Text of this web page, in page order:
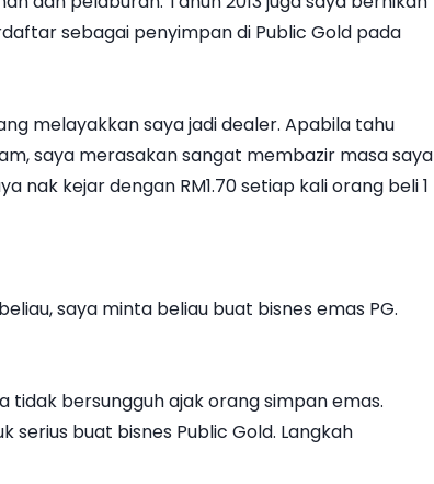
sebagai penyimpan di Public Gold pada
melayakkan saya jadi dealer. Apabila tahu
saya merasakan sangat membazir masa saya
nak kejar dengan RM1.70 setiap kali orang beli 1
saya minta beliau buat bisnes emas PG.
tidak bersungguh ajak orang simpan emas.
serius buat bisnes Public Gold. Langkah